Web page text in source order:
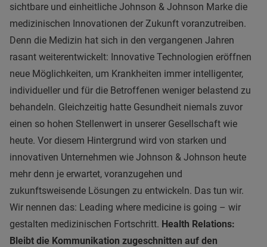
sichtbare und einheitliche Johnson & Johnson Marke die
medizinischen Innovationen der Zukunft voranzutreiben.
Denn die Medizin hat sich in den vergangenen Jahren
rasant weiterentwickelt: Innovative Technologien eröffnen
neue Möglichkeiten, um Krankheiten immer intelligenter,
individueller und für die Betroffenen weniger belastend zu
behandeln. Gleichzeitig hatte Gesundheit niemals zuvor
einen so hohen Stellenwert in unserer Gesellschaft wie
heute. Vor diesem Hintergrund wird von starken und
innovativen Unternehmen wie Johnson & Johnson heute
mehr denn je erwartet, voranzugehen und
zukunftsweisende Lösungen zu entwickeln. Das tun wir.
Wir nennen das: Leading where medicine is going – wir
gestalten medizinischen Fortschritt. Health Relations:
Bleibt die Kommunikation zugeschnitten auf den